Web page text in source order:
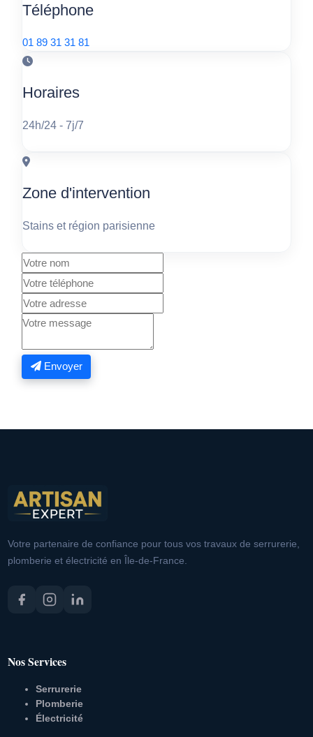
Téléphone
01 89 31 31 81
Horaires
24h/24 - 7j/7
Zone d'intervention
Stains et région parisienne
Envoyer
Votre partenaire de confiance pour tous vos travaux de serrurerie,
plomberie et électricité en Île-de-France.
Nos Services
Serrurerie
Plomberie
Électricité